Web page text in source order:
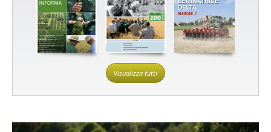
Visualizza tutti